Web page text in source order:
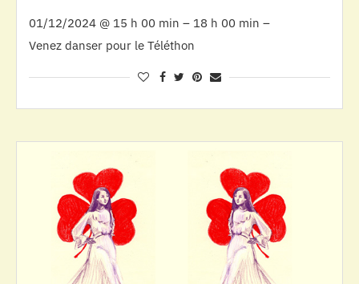
01/12/2024 @ 15 h 00 min – 18 h 00 min –
Venez danser pour le Téléthon